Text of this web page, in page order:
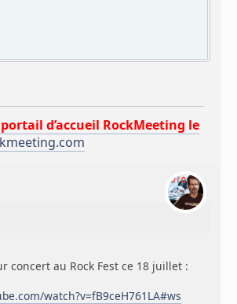
d’accueil RockMeeting le
concert au Rock Fest ce 18 juillet :
watch?v=fB9ceH761LA#ws